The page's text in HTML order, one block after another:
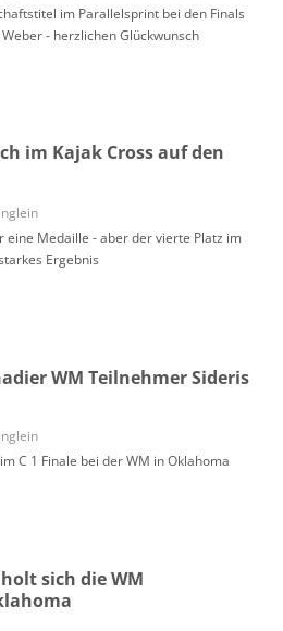
im Parallelsprint bei den Finals
- herzlichen Glückwunsch
im Kajak Cross auf den
eine Medaille - aber der vierte Platz im
Ergebnis
WM Teilnehmer Sideris
C 1 Finale bei der WM in Oklahoma
sich die WM